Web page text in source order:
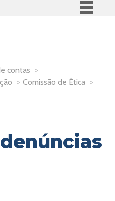
Acesso à informação
contas >
> Comissão de Ética >